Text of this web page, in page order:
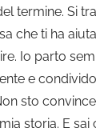
termine. Si
che ti ha
Io parto
e
sto
storia. E sai